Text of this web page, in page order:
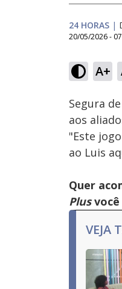
24 HORAS |
20/05/2026 -
A+
Segura
aos
"Este
ao Luis
Quer
Plusvocê
VEJA